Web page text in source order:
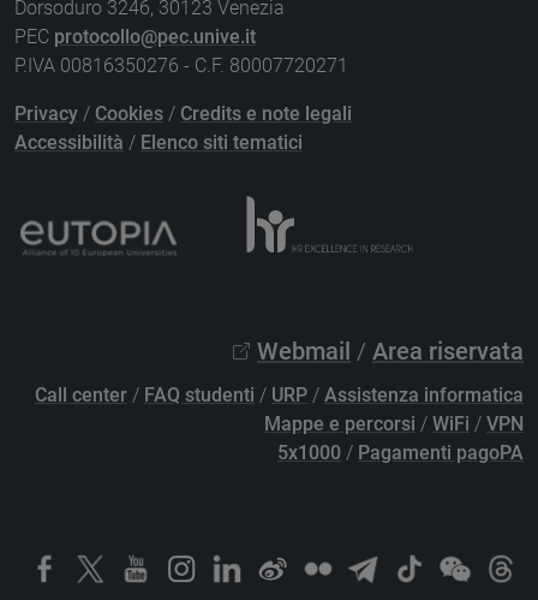
Dorsoduro 3246, 30123 Venezia
PEC protocollo@pec.unive.it
P.IVA 00816350276 - C.F. 80007720271
Privacy / Cookies / Credits e note legali
Accessibilità / Elenco siti tematici
Webmail / Area riservata
Call center / FAQ studenti / URP / Assistenza informatica
Mappe e percorsi / WiFi / VPN
5x1000 / Pagamenti pagoPA